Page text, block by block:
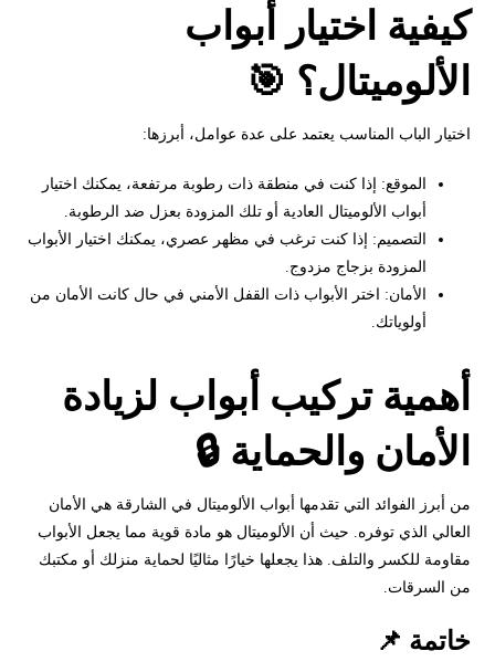
كيفية اختيار أبواب
الألوميتال؟ 🎯
اختيار الباب المناسب يعتمد على عدة عوامل، أبرزها:
الموقع: إذا كنت في منطقة ذات رطوبة مرتفعة، يمكنك اختيار
أبواب الألوميتال العادية أو تلك المزودة بعزل ضد الرطوبة.
التصميم: إذا كنت ترغب في مظهر عصري، يمكنك اختيار الأبواب
المزودة بزجاج مزدوج.
الأمان: اختر الأبواب ذات القفل الأمني في حال كانت الأمان من
أولوياتك.
أهمية تركيب أبواب لزيادة
الأمان والحماية 🔒
من أبرز الفوائد التي تقدمها أبواب الألوميتال في الشارقة هي الأمان
العالي الذي توفره. حيث أن الألوميتال هو مادة قوية مما يجعل الأبواب
مقاومة للكسر والتلف. هذا يجعلها خيارًا مثاليًا لحماية منزلك أو مكتبك
من السرقات.
خاتمة 📌